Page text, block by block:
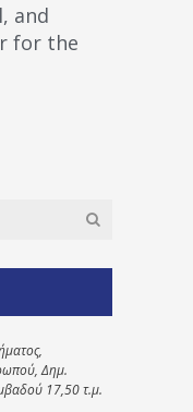
and
for the
Δημ.
17,50 τ.μ.